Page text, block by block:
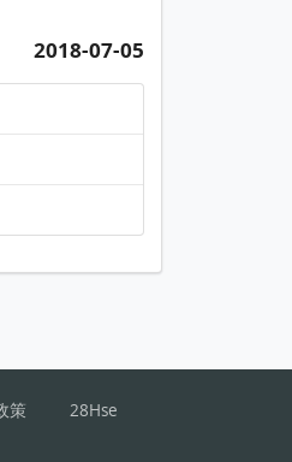
2018-07-05
策 28Hse